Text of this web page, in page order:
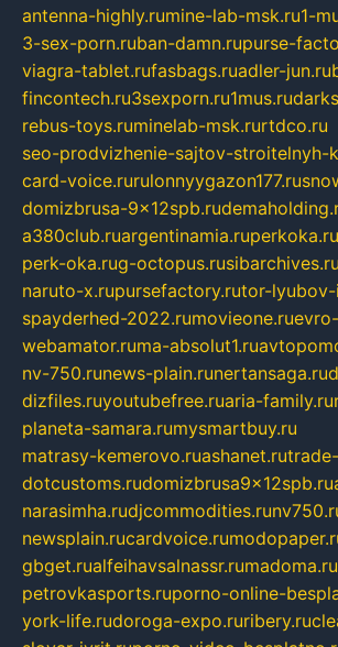
antenna-highly.rumine-lab-msk.ru1-
3-sex-porn.ruban-damn.rupurse-
viagra-tablet.rufasbags.ruadler-jun.ru
fincontech.ru3sexporn.ru1mus.ru
rebus-toys.ruminelab-msk.rurtdco.ru
seo-prodvizhenie-sajtov-stroitelnyh-
card-voice.rurulonnyygazon177.ru
domizbrusa-9x12spb.ru
a380club.ruargentinamia.ruperkoka.ru
perk-oka.rug-octopus.rusibarchives.ru
naruto-x.rupursefactory.rutor-
spayderhed-2022.rumovieone.ru
webamator.ruma-absolut1.ru
nv-750.runews-plain.runertansaga.ru
dizfiles.ruyoutubefree.ruaria-family.ru
planeta-samara.rumysmartbuy.ru
matrasy-kemerovo.ruashanet.ru
dotcustoms.rudomizbrusa9x12spb.ru
narasimha.rudjcommodities.ru
newsplain.rucardvoice.ru
gbget.rualfeihavsalnassr.rumadoma.ru
petrovkasports.ruporno-online-
york-life.rudoroga-expo.ruribery.ru